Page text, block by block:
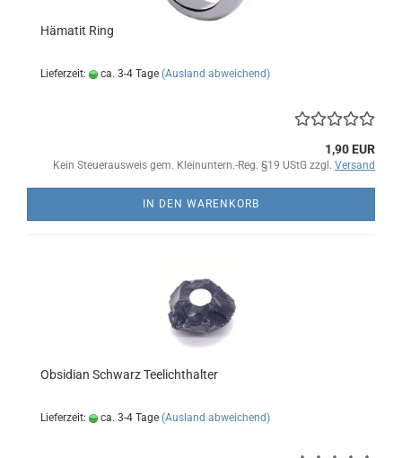
Hämatit Ring
Lieferzeit: ca. 3-4 Tage (Ausland abweichend)
1,90 EUR
Kein Steuerausweis gem. Kleinuntern.-Reg. §19 UStG zzgl. Versand
IN DEN WARENKORB
Obsidian Schwarz Teelichthalter
Lieferzeit: ca. 3-4 Tage (Ausland abweichend)